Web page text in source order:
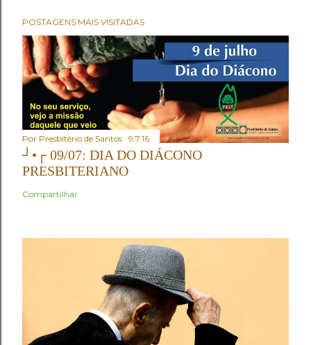
POSTAGENS MAIS VISITADAS
Por Presbitério de Santos 9.7.16
┘•┌ 09/07: DIA DO DIÁCONO
PRESBITERIANO
Compartilhar